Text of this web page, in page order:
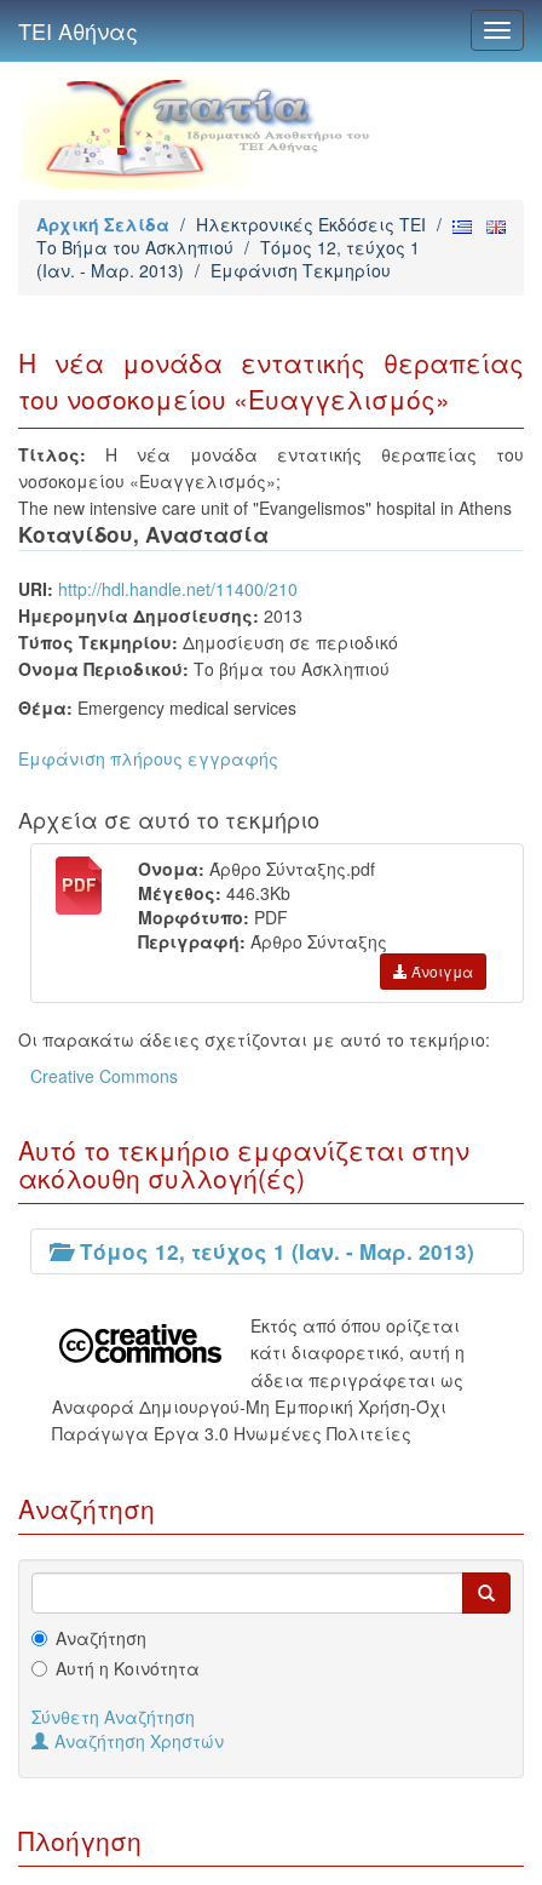
ΤΕΙ Αθήνας
Αρχική Σελίδα / Ηλεκτρονικές Εκδόσεις TEI /
Το Βήμα του Ασκληπιού / Τόμος 12, τεύχος 1
(Ιαν. - Μαρ. 2013) / Εμφάνιση Τεκμηρίου
Η νέα μονάδα εντατικής θεραπείας
του νοσοκομείου «Ευαγγελισμός»
Τίτλος:
Η νέα μονάδα εντατικής θεραπείας του
νοσοκομείου «Ευαγγελισμός»;
The new intensive care unit of "Evangelismos" hospital in Athens
Κοτανίδου, Αναστασία
URI: http://hdl.handle.net/11400/210
Ημερομηνία Δημοσίευσης: 2013
Τύπος Τεκμηρίου: Δημοσίευση σε περιοδικό
Όνομα Περιοδικού: Το βήμα του Ασκληπιού
Θέμα: Emergency medical services
Εμφάνιση πλήρους εγγραφής
Αρχεία σε αυτό το τεκμήριο
Όνομα: Άρθρο Σύνταξης.pdf
Μέγεθος: 446.3Kb
Μορφότυπο: PDF
Περιγραφή: Άρθρο Σύνταξης
Άνοιγμα
Οι παρακάτω άδειες σχετίζονται με αυτό το τεκμήριο:
Creative Commons
Αυτό το τεκμήριο εμφανίζεται στην
ακόλουθη συλλογή(ές)
Τόμος 12, τεύχος 1 (Ιαν. - Μαρ. 2013)
Εκτός από όπου ορίζεται
κάτι διαφορετικό, αυτή η
άδεια περιγράφεται ως
Αναφορά Δημιουργού-Μη Εμπορική Χρήση-Όχι
Παράγωγα Έργα 3.0 Ηνωμένες Πολιτείες
Αναζήτηση
Αναζήτηση
Αυτή η Κοινότητα
Σύνθετη Αναζήτηση
Αναζήτηση Χρηστών
Πλοήγηση